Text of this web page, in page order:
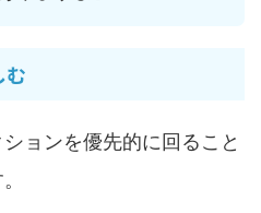
む
ョンを優先的に回ること